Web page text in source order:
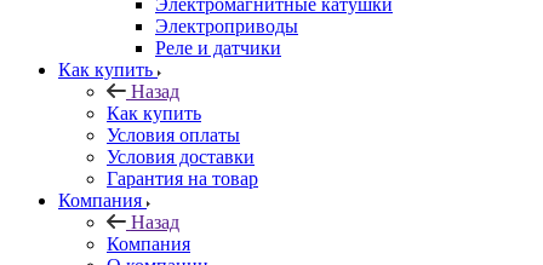
Электромагнитные катушки
Электроприводы
Реле и датчики
Как купить
Назад
Как купить
Условия оплаты
Условия доставки
Гарантия на товар
Компания
Назад
Компания